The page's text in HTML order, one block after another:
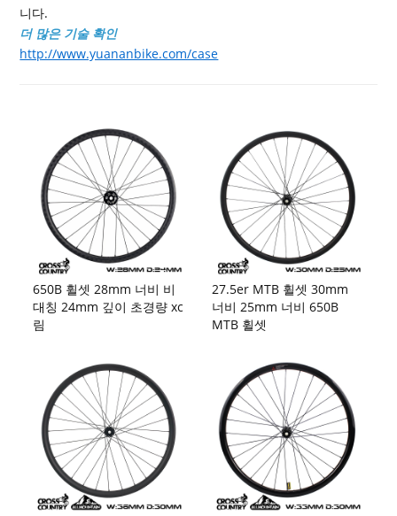
니다.
더 많은 기술 확인
http://www.yuananbike.com/case
650B 휠셋 28mm 너비 비
대칭 24mm 깊이 초경량 xc
림
27.5er MTB 휠셋 30mm
너비 25mm 너비 650B
MTB 휠셋